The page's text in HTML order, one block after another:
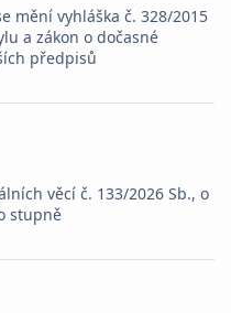
mění vyhláška č. 328/2015
a zákon o dočasné
předpisů
věcí č. 133/2026 Sb., o
stupně